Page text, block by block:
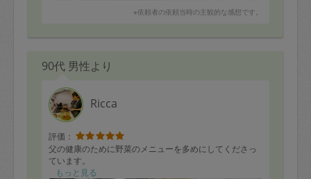
※依頼者の依頼当時の主観的な感想です。
90代 男性より
Ricca
評価：
父の健康のために野菜のメニューを多めにしてくださっ
ています。
もっと見る